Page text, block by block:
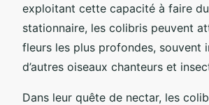
exploitant cette capacité à faire
stationnaire, les colibris peuvent
fleurs les plus profondes, souvent
d’autres oiseaux chanteurs et
Dans leur quête de nectar, les